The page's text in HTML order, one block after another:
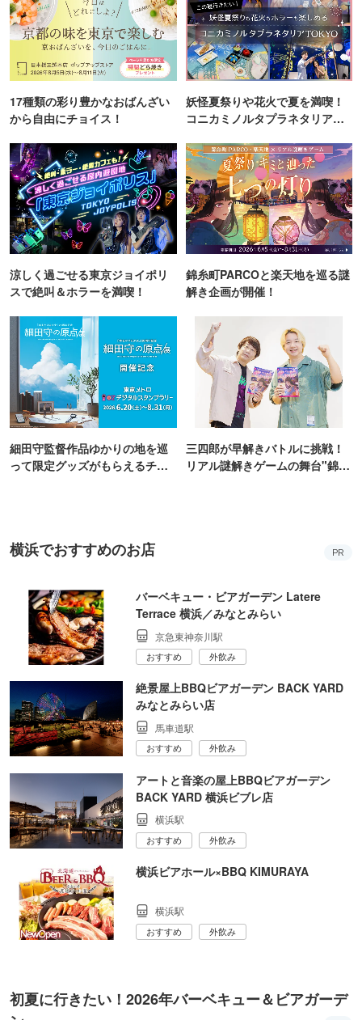
17種類の彩り豊かなおばんざい
から自由にチョイス！
妖怪夏祭りや花火で夏を満喫！
コニカミノルタプラネタリア
涼しく過ごせる東京ジョイポリ
スで絶叫＆ホラーを満喫！
錦糸町PARCOと楽天地を巡る謎
解き企画が開催！
細田守監督作品ゆかりの地を巡
って限定グッズがもらえるチャ
三四郎が早解きバトルに挑戦！
リアル謎解きゲームの舞台"錦糸
横浜でおすすめのお店 PR
バーベキュー・ビアガーデン Latere
Terrace 横浜／みなとみらい
京急東神奈川駅
おすすめ 外飲み
絶景屋上BBQビアガーデン BACK YARD
みなとみらい店
馬車道駅
おすすめ 外飲み
アートと音楽の屋上BBQビアガーデン
BACK YARD 横浜ビブレ店
横浜駅
おすすめ 外飲み
横浜ビアホール×BBQ KIMURAYA
横浜駅
おすすめ 外飲み
初夏に行きたい！2026年バーベキュー＆ビアガーデ